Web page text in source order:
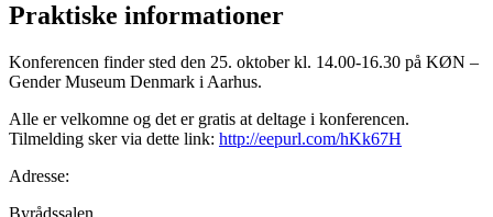
Praktiske informationer
Konferencen finder sted den 25. oktober kl. 14.00-16.30 på KØN –
Gender Museum Denmark i Aarhus.
Alle er velkomne og det er gratis at deltage i konferencen.
Tilmelding sker via dette link: http://eepurl.com/hKk67H
Adresse:
Byrådssalen